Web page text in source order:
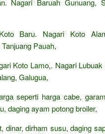
Nagari Baruah Gunuang,
Baru. Nagari Koto
Pauah,
Koto Lamo,. Nagari
Galugua,
seperti harga cabe,
daging ayam potong broiler,
dinar, dirham susu, daging